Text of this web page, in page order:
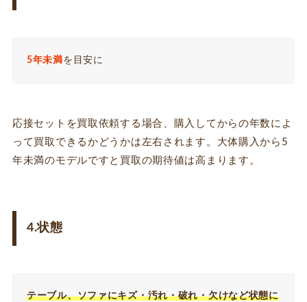
5年未満を目安に
応接セットを買取依頼する場合、購入してからの年数によ
って買取できるかどうかは左右されます。大体購入から5
年未満のモデルですと買取の期待値は高まります。
4.状態
テーブル、ソファにキズ・汚れ・破れ・欠けなど状態に